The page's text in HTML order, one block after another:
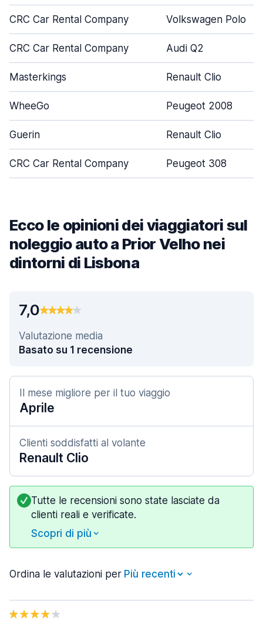
CRC Car Rental Company Volkswagen Polo
CRC Car Rental Company Audi Q2
Masterkings Renault Clio
WheeGo Peugeot 2008
Guerin Renault Clio
CRC Car Rental Company Peugeot 308
Ecco le opinioni dei viaggiatori sul
noleggio auto a Prior Velho nei
dintorni di Lisbona
7,0
Valutazione media
Basato su 1 recensione
Il mese migliore per il tuo viaggio
Aprile
Clienti soddisfatti al volante
Renault Clio
Tutte le recensioni sono state lasciate da
clienti reali e verificate.
Scopri di più
Ordina le valutazioni per